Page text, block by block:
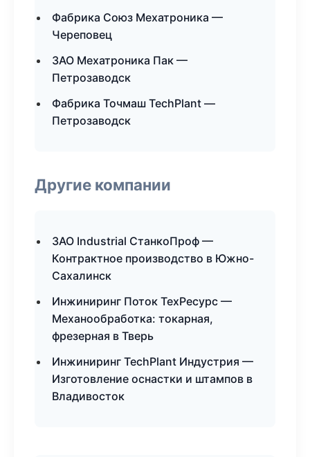
Фабрика Союз Мехатроника —
Череповец
ЗАО Мехатроника Пак —
Петрозаводск
Фабрика Точмаш TechPlant —
Петрозаводск
Другие компании
ЗАО Industrial СтанкоПроф —
Контрактное производство в Южно-
Сахалинск
Инжиниринг Поток ТехРесурс —
Механообработка: токарная,
фрезерная в Тверь
Инжиниринг TechPlant Индустрия —
Изготовление оснастки и штампов в
Владивосток